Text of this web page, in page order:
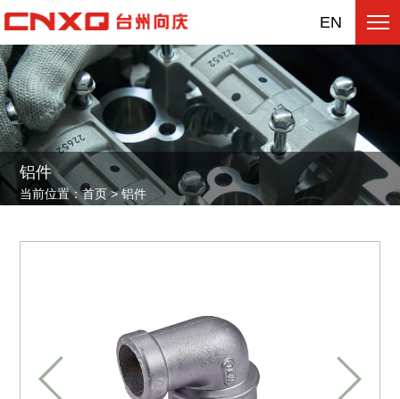
EN
铝件
当前位置：首页 > 铝件